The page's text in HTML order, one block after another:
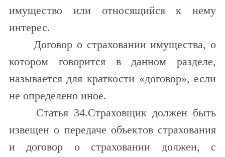
имущество или относящийся к нему
интерес.
Договор о страховании имущества, о
котором говорится в данном разделе,
называется для краткости «договор», если
не определено иное.
Статья 34.Страховщик должен быть
извещен о передаче объектов страхования
и договор о страховании должен, с